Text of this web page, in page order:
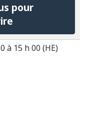
pour
à 15 h 00 (HE)